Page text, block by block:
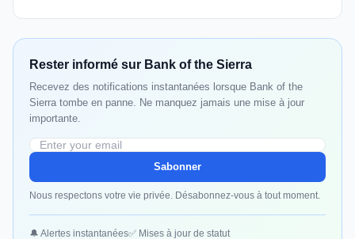
Rester informé sur Bank of the Sierra
Recevez des notifications instantanées lorsque Bank of the
Sierra tombe en panne. Ne manquez jamais une mise à jour
importante.
Sabonner
Nous respectons votre vie privée. Désabonnez-vous à tout moment.
🔔 Alertes instantanées✅ Mises à jour de statut